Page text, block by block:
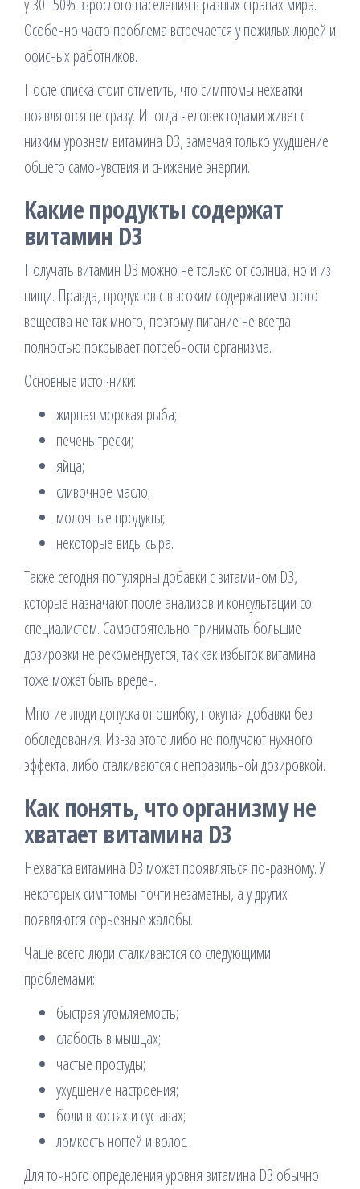
у 30–50% взрослого населения в разных странах мира.
Особенно часто проблема встречается у пожилых людей и
офисных работников.
После списка стоит отметить, что симптомы нехватки
появляются не сразу. Иногда человек годами живет с
низким уровнем витамина D3, замечая только ухудшение
общего самочувствия и снижение энергии.
Какие продукты содержат
витамин D3
Получать витамин D3 можно не только от солнца, но и из
пищи. Правда, продуктов с высоким содержанием этого
вещества не так много, поэтому питание не всегда
полностью покрывает потребности организма.
Основные источники:
жирная морская рыба;
печень трески;
яйца;
сливочное масло;
молочные продукты;
некоторые виды сыра.
Также сегодня популярны добавки с витамином D3,
которые назначают после анализов и консультации со
специалистом. Самостоятельно принимать большие
дозировки не рекомендуется, так как избыток витамина
тоже может быть вреден.
Многие люди допускают ошибку, покупая добавки без
обследования. Из-за этого либо не получают нужного
эффекта, либо сталкиваются с неправильной дозировкой.
Как понять, что организму не
хватает витамина D3
Нехватка витамина D3 может проявляться по-разному. У
некоторых симптомы почти незаметны, а у других
появляются серьезные жалобы.
Чаще всего люди сталкиваются со следующими
проблемами:
быстрая утомляемость;
слабость в мышцах;
частые простуды;
ухудшение настроения;
боли в костях и суставах;
ломкость ногтей и волос.
Для точного определения уровня витамина D3 обычно